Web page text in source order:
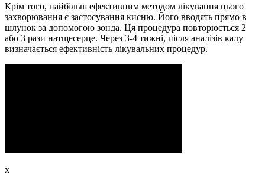
Крім того, найбільш ефективним методом лікування цього
захворювання є застосування кисню. Його вводять прямо в
шлунок за допомогою зонда. Ця процедура повторюється 2
або 3 рази натщесерце. Через 3-4 тижні, після аналізів калу
визначається ефективність лікувальних процедур.
x